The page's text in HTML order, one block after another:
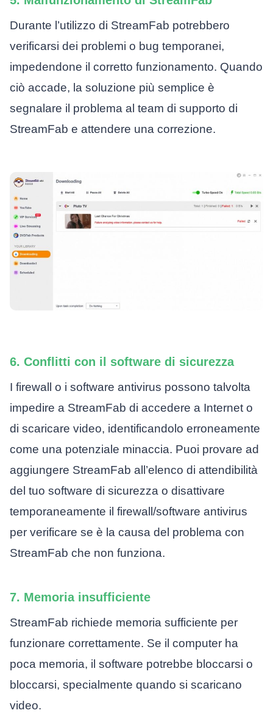
Durante l’utilizzo di StreamFab potrebbero
verificarsi dei problemi o bug temporanei,
impedendone il corretto funzionamento. Quando
ciò accade, la soluzione più semplice è
segnalare il problema al team di supporto di
StreamFab e attendere una correzione.
6. Conflitti con il software di sicurezza
I firewall o i software antivirus possono talvolta
impedire a StreamFab di accedere a Internet o
di scaricare video, identificandolo erroneamente
come una potenziale minaccia. Puoi provare ad
aggiungere StreamFab all’elenco di attendibilità
del tuo software di sicurezza o disattivare
temporaneamente il firewall/software antivirus
per verificare se è la causa del problema con
StreamFab che non funziona.
7. Memoria insufficiente
StreamFab richiede memoria sufficiente per
funzionare correttamente. Se il computer ha
poca memoria, il software potrebbe bloccarsi o
bloccarsi, specialmente quando si scaricano
video.